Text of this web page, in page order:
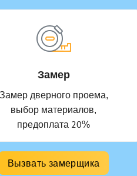
Замер
Замер дверного проема,
выбор материалов,
предоплата 20%
Вызвать замерщика